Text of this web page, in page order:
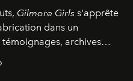
Gilmore Girls s'apprête
dans un
archives
d'un phénomène